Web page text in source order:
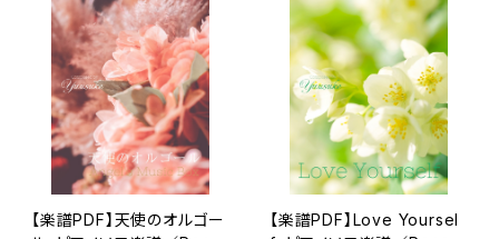
【楽譜PDF】天使のオルゴー
【楽譜PDF】Love Yoursel